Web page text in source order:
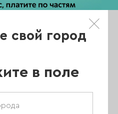
свой город
в поле